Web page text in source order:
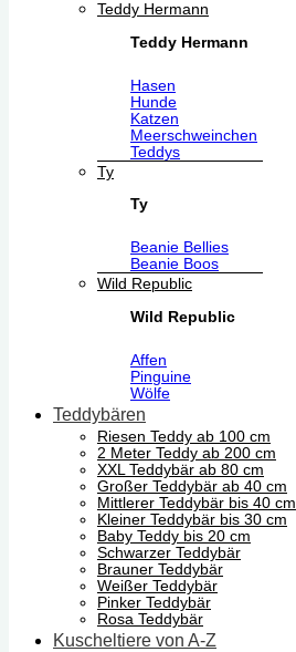
Teddy Hermann
Teddy Hermann
Hasen
Hunde
Katzen
Meerschweinchen
Teddys
Ty
Ty
Beanie Bellies
Beanie Boos
Wild Republic
Wild Republic
Affen
Pinguine
Wölfe
Teddybären
Riesen Teddy ab 100 cm
2 Meter Teddy ab 200 cm
XXL Teddybär ab 80 cm
Großer Teddybär ab 40 cm
Mittlerer Teddybär bis 40 cm
Kleiner Teddybär bis 30 cm
Baby Teddy bis 20 cm
Schwarzer Teddybär
Brauner Teddybär
Weißer Teddybär
Pinker Teddybär
Rosa Teddybär
Kuscheltiere von A-Z